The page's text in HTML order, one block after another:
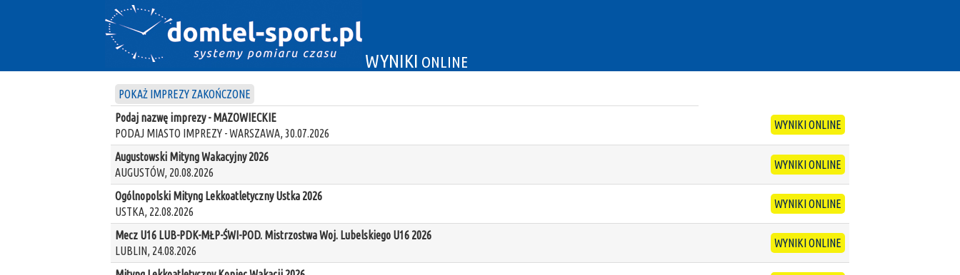
WYNIKI ONLINE
POKAŻ IMPREZY ZAKOŃCZONE
Podaj nazwę imprezy - MAZOWIECKIE
PODAJ MIASTO IMPREZY - WARSZAWA, 30.07.2026
WYNIKI ONLINE
Augustowski Mityng Wakacyjny 2026
AUGUSTÓW, 20.08.2026
WYNIKI ONLINE
Ogólnopolski Mityng Lekkoatletyczny Ustka 2026
USTKA, 22.08.2026
WYNIKI ONLINE
Mecz U16 LUB-PDK-MŁP-ŚWI-POD. Mistrzostwa Woj. Lubelskiego U16 2026
LUBLIN, 24.08.2026
WYNIKI ONLINE